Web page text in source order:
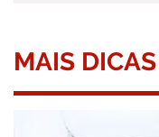
MAIS